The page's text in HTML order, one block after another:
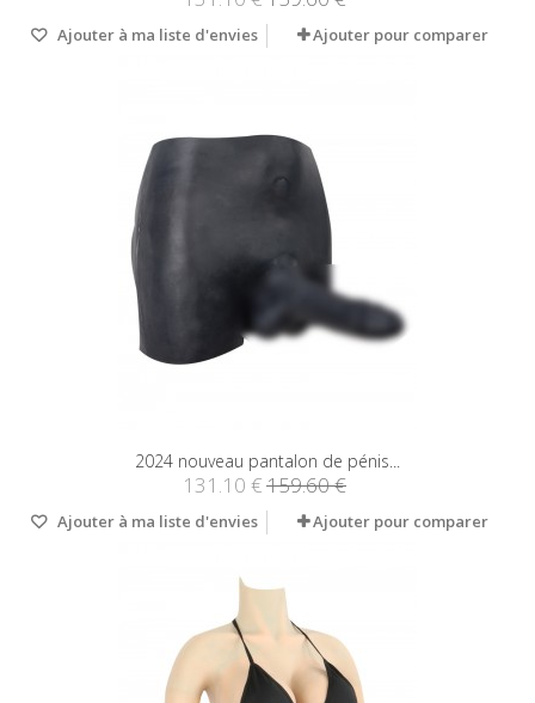
Ajouter à ma liste d'envies Ajouter pour comparer
2024 nouveau pantalon de pénis...
131.10 €159.60 €
Ajouter à ma liste d'envies Ajouter pour comparer